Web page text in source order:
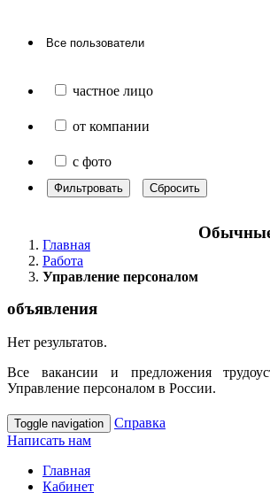
частное лицо
от компании
с фото
Фильтровать Сбросить
Главная
Работа
Управление персоналом
объявления
Нет результатов.
Все вакансии и предложения
Управление персоналом в России.
Toggle navigation
Справка
Написать нам
Главная
Кабинет